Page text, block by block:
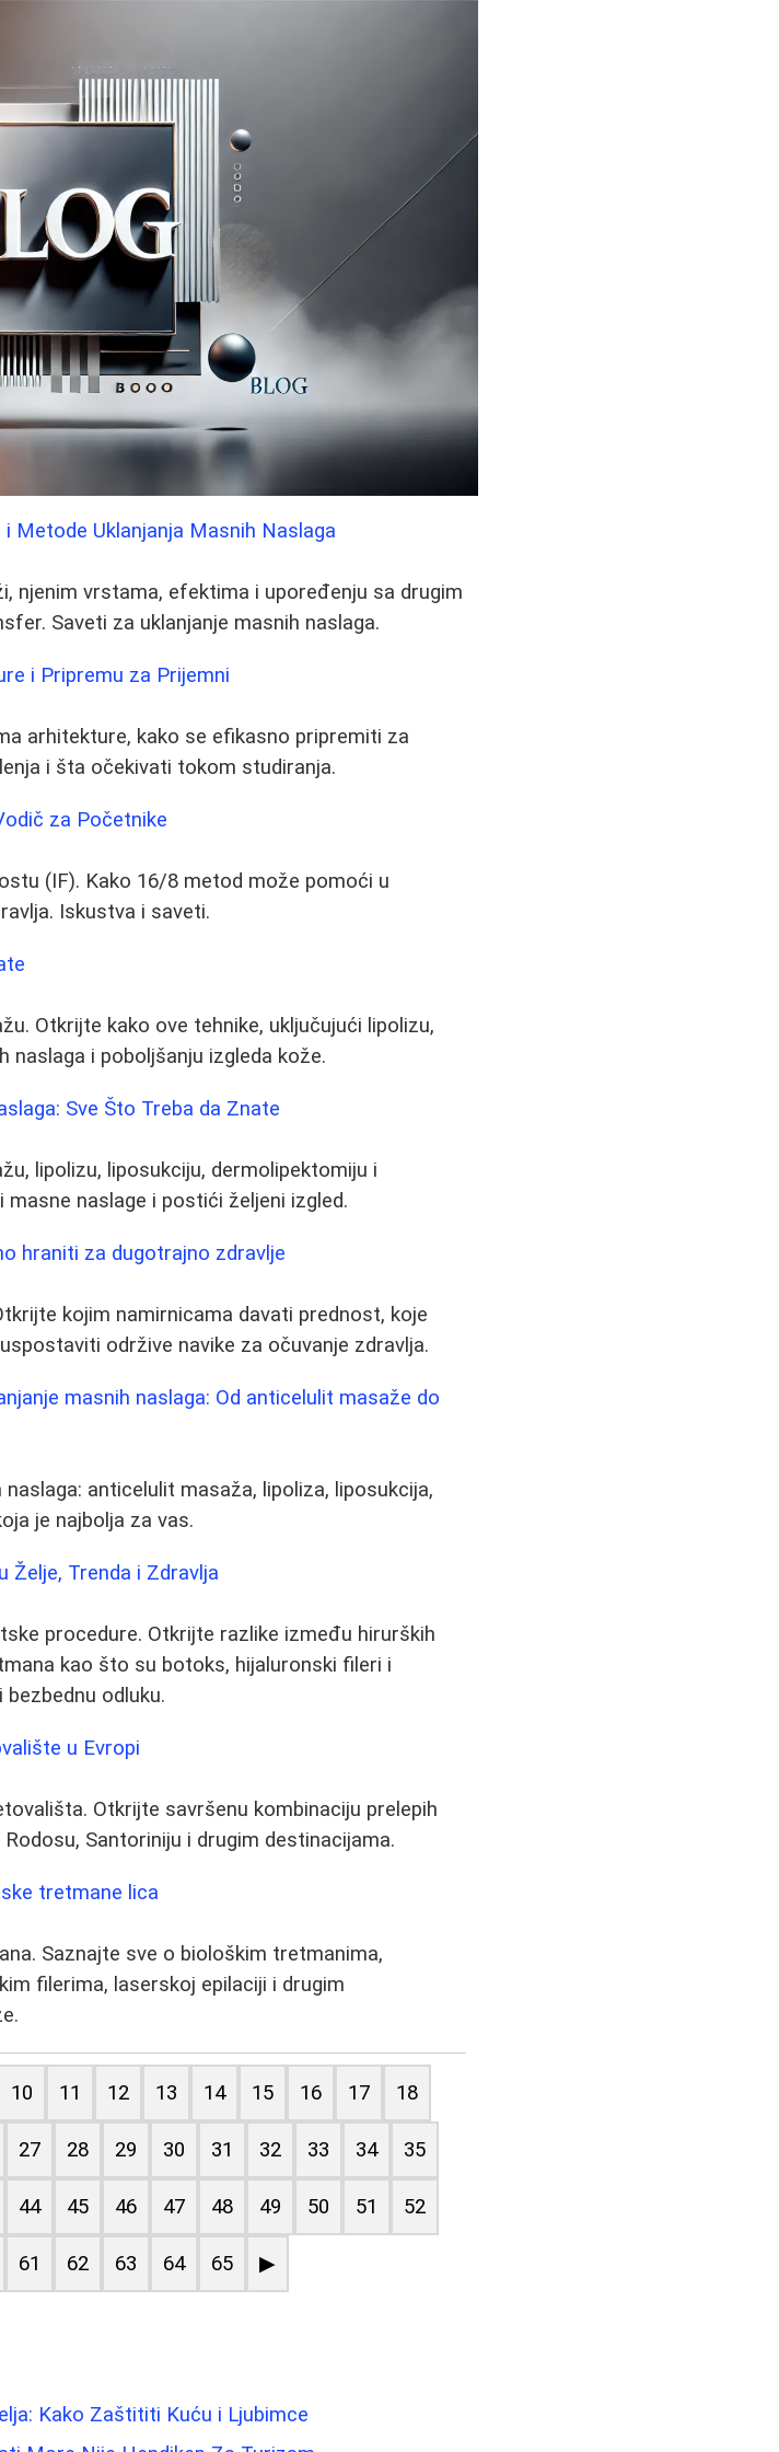
Metode Uklanjanja Masnih Naslaga
njenim vrstama, efektima i upoređenju sa drugim
Saveti za uklanjanje masnih naslaga.
i Pripremu za Prijemni
arhitekture, kako se efikasno pripremiti za
i šta očekivati tokom studiranja.
za Početnike
(IF). Kako 16/8 metod može pomoći u
Iskustva i saveti.
Otkrijte kako ove tehnike, uključujući lipolizu,
naslaga i poboljšanju izgleda kože.
Sve Što Treba da Znate
lipolizu, liposukciju, dermolipektomiju i
naslage i postići željeni izgled.
hraniti za dugotrajno zdravlje
kojim namirnicama davati prednost, koje
održive navike za očuvanje zdravlja.
masnih naslaga: Od anticelulit masaže do
anticelulit masaža, lipoliza, liposukcija,
je najbolja za vas.
Želje, Trenda i Zdravlja
procedure. Otkrijte razlike između hirurških
kao što su botoks, hijaluronski fileri i
odluku.
u Evropi
Otkrijte savršenu kombinaciju prelepih
Santoriniju i drugim destinacijama.
tretmane lica
Saznajte sve o biološkim tretmanima,
filerima, laserskoj epilaciji i drugim
10 11 12 13 14 15 16 17 18
27 28 29 30 31 32 33 34 35
44 45 46 47 48 49 50 51 52
61 62 63 64 65 ▶
Kako Zaštititi Kuću i Ljubimce